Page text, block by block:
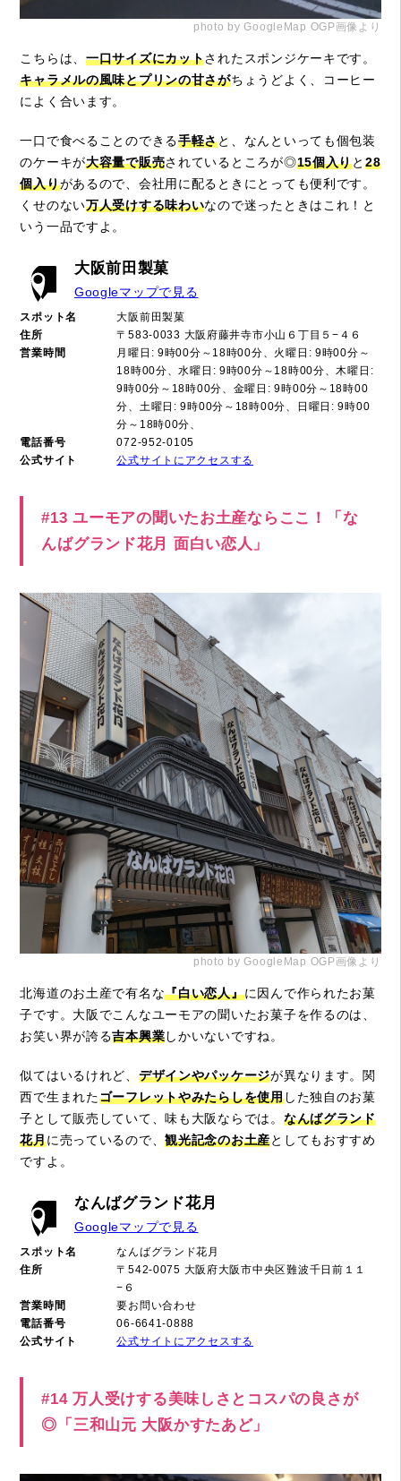
photo by GoogleMap OGP画像より
こちらは、 一口サイズにカットされたスポンジケーキです。
キャラメルの風味とプリンの甘さがちょうどよく、コーヒー
によく合います。
一口で食べることのできる手軽さと、なんといっても個包装
のケーキが大容量で販売されているところが◎15個入りと 28
個入りがあるので、会社用に配るときにとっても便利です。
くせのない万人受けする味わいなので迷ったときはこれ！と
いう一品ですよ。
大阪前田製菓
Googleマップで見る
スポット名
大阪前田製菓
住所
〒583-0033 大阪府藤井寺市小山６丁目５−４６
営業時間
月曜日: 9時00分～18時00分、火曜日: 9時00分～
18時00分、水曜日: 9時00分～18時00分、木曜日:
9時00分～18時00分、金曜日: 9時00分～18時00
分、土曜日: 9時00分～18時00分、日曜日: 9時00
分～18時00分、
電話番号
072-952-0105
公式サイト
公式サイトにアクセスする
#13 ユーモアの聞いたお土産ならここ！「な
んばグランド花月 面白い恋人」
photo by GoogleMap OGP画像より
北海道のお土産で有名な『白い恋人』に因んで作られたお菓
子です。大阪でこんなユーモアの聞いたお菓子を作るのは、
お笑い界が誇る吉本興業しかいないですね。
似てはいるけれど、 デザインやパッケージが異なります。関
西で生まれたゴーフレットやみたらしを使用した独自のお菓
子として販売していて、味も大阪ならでは。 なんばグランド
花月に売っているので、観光記念のお土産としてもおすすめ
ですよ。
なんばグランド花月
Googleマップで見る
スポット名
なんばグランド花月
住所
〒542-0075 大阪府大阪市中央区難波千日前１１
−６
営業時間
要お問い合わせ
電話番号
06-6641-0888
公式サイト
公式サイトにアクセスする
#14 万人受けする美味しさとコスパの良さが
◎「三和山元 大阪かすたあど」